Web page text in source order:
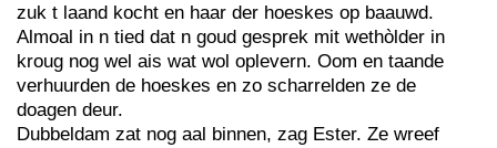
zuk t laand kocht en haar der hoeskes op baauwd.
Almoal in n tied dat n goud gesprek mit wethòlder in
kroug nog wel ais wat wol oplevern. Oom en taande
verhuurden de hoeskes en zo scharrelden ze de
doagen deur.
Dubbeldam zat nog aal binnen, zag Ester. Ze wreef